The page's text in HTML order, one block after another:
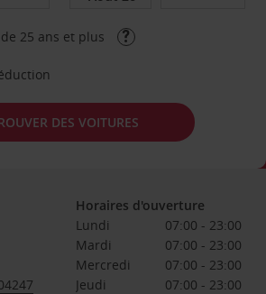
25 ans et plus
DES VOITURES
Horaires d'ouverture
Lundi
07:00 - 23:00
Mardi
07:00 - 23:00
Mercredi
07:00 - 23:00
Jeudi
07:00 - 23:00